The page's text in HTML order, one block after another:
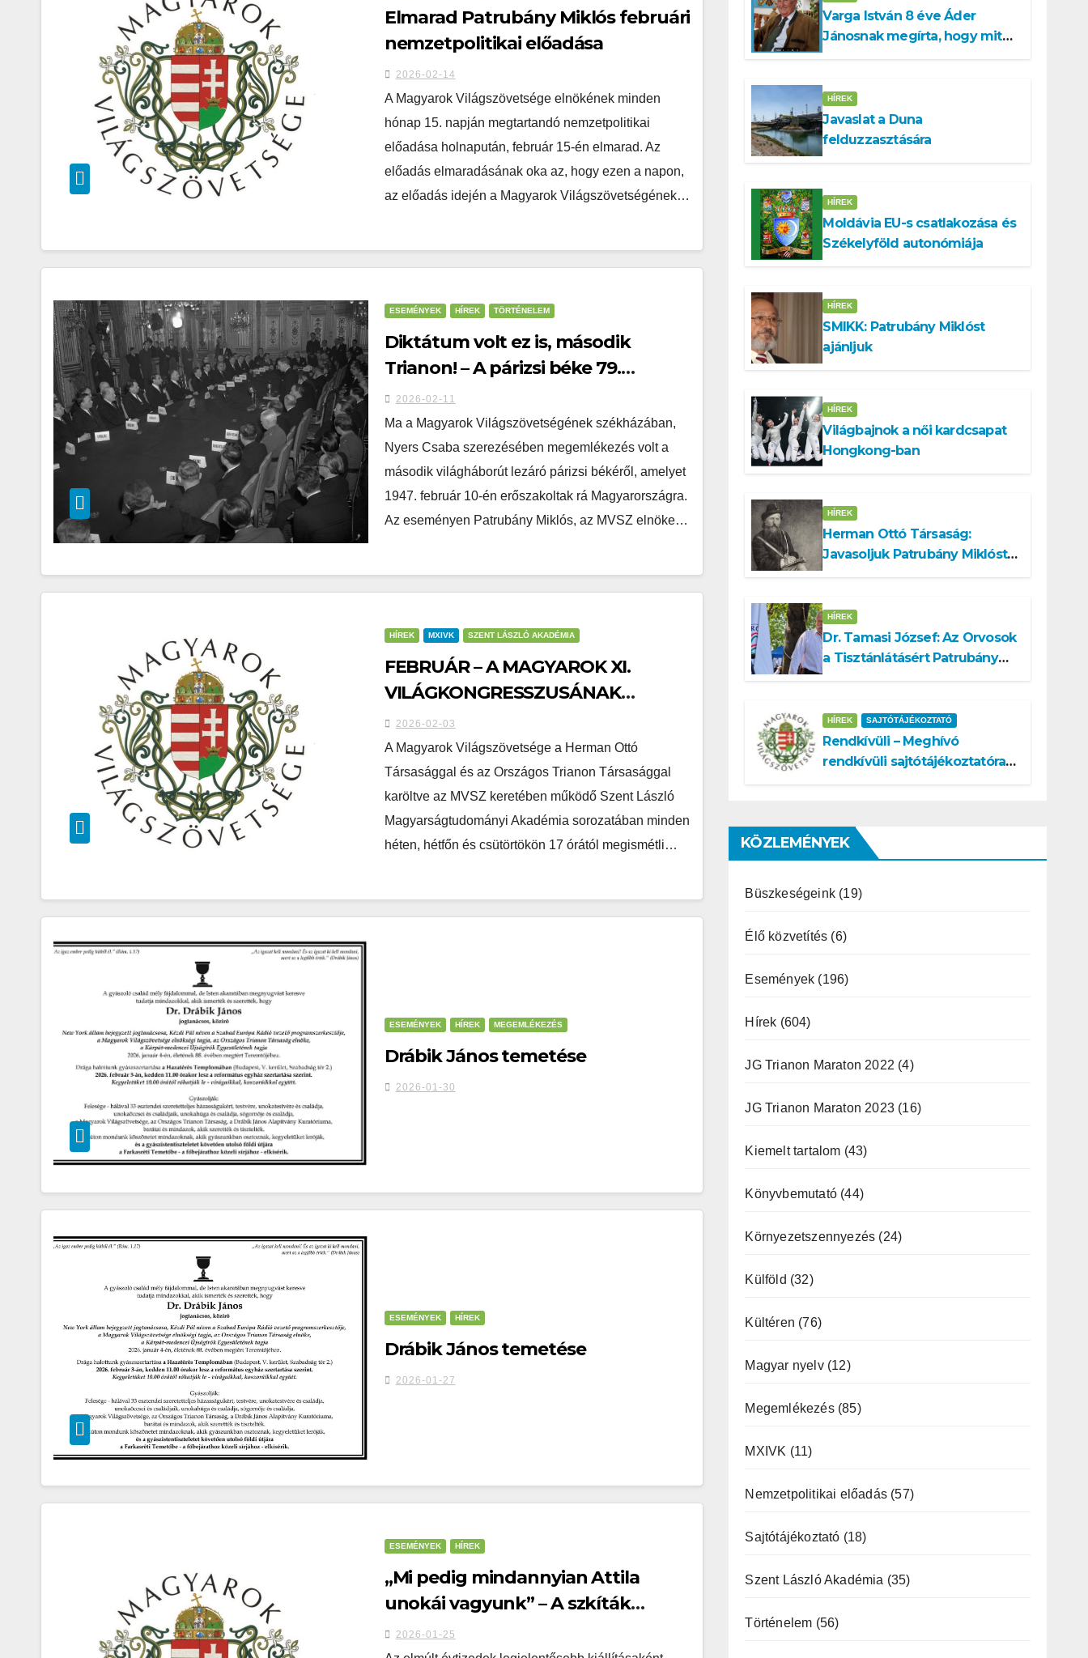
Elmarad Patrubány Miklós februári
nemzetpolitikai előadása
2026-02-14
A Magyarok Világszövetsége elnökének minden
hónap 15. napján megtartandó nemzetpolitikai
előadása holnapután, február 15-én elmarad. Az
előadás elmaradásának oka az, hogy ezen a napon,
az előadás idején a Magyarok Világszövetségének…
ESEMÉNYEK HÍREK TÖRTÉNELEM
Diktátum volt ez is, második
Trianon! – A párizsi béke 79.
évfordulójára (magyar és angol
nyelven)
2026-02-11
Ma a Magyarok Világszövetségének székházában,
Nyers Csaba szerezésében megemlékezés volt a
második világháborút lezáró párizsi békéről, amelyet
1947. február 10-én erőszakoltak rá Magyarországra.
Az eseményen Patrubány Miklós, az MVSZ elnöke…
HÍREK MXIVK SZENT LÁSZLÓ AKADÉMIA
FEBRUÁR – A MAGYAROK XI.
VILÁGKONGRESSZUSÁNAK
BŐVEBB IDŐKERETBEN
MEGISMÉTELT ELŐADÁSAI
2026-02-03
A Magyarok Világszövetsége a Herman Ottó
Társasággal és az Országos Trianon Társasággal
karöltve az MVSZ keretében működő Szent László
Magyarságtudományi Akadémia sorozatában minden
héten, hétfőn és csütörtökön 17 órától megismétli…
ESEMÉNYEK HÍREK MEGEMLÉKEZÉS
Drábik János temetése
2026-01-30
ESEMÉNYEK HÍREK
Drábik János temetése
2026-01-27
ESEMÉNYEK HÍREK
„Mi pedig mindannyian Attila
unokái vagyunk” – A szkíták
királyának szentelt kiállítás a
2026-01-25
Varga István 8 éve Áder
Jánosnak megírta, hogy mit
HÍREK
Javaslat a Duna
felduzzasztására
HÍREK
Moldávia EU-s csatlakozása és
Székelyföld autonómiája
HÍREK
SMIKK: Patrubány Miklóst
ajánljuk
HÍREK
Világbajnok a női kardcsapat
Hongkong-ban
HÍREK
Herman Ottó Társaság:
Javasoljuk Patrubány Miklóst
HÍREK
Dr. Tamasi József: Az Orvosok
a Tisztánlátásért Patrubány
HÍREK SAJTÓTÁJÉKOZTATÓ
Rendkívüli – Meghívó
rendkívüli sajtótájékoztatóra –
KÖZLEMÉNYEK
Büszkeségeink(19)
Élő közvetítés (6)
Események (196)
Hírek (604)
JG Trianon Maraton 2022 (4)
JG Trianon Maraton 2023(16)
Kiemelt tartalom (43)
Könyvbemutató(44)
Környezetszennyezés (24)
Külföld (32)
Kültéren (76)
Magyar nyelv(12)
Megemlékezés(85)
MXIVK (11)
Nemzetpolitikai előadás(57)
Sajtótájékoztató (18)
Szent László Akadémia (35)
Történelem (56)